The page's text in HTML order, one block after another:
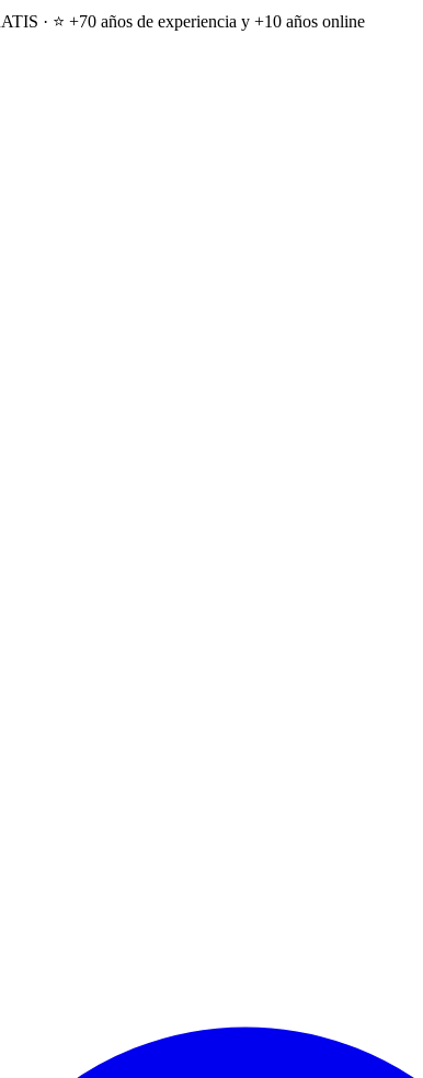
· ⭐ +70 años de experiencia y +10 años online